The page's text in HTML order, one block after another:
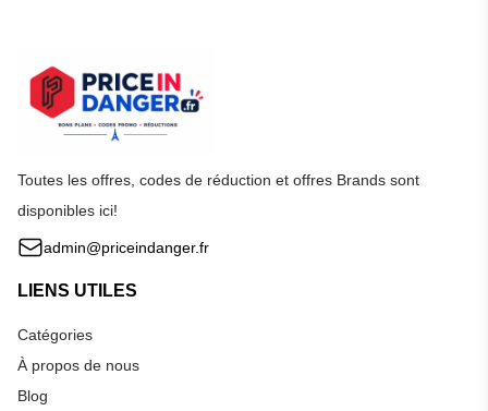
Toutes les offres, codes de réduction et offres Brands sont
disponibles ici!
admin@priceindanger.fr
LIENS UTILES
Catégories
À propos de nous
Blog